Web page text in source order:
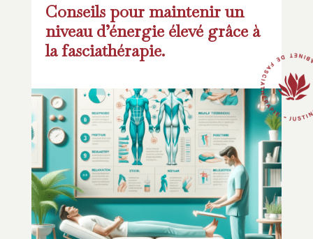
Conseils pour maintenir un
niveau d’énergie élevé grâce à
la fasciathérapie.